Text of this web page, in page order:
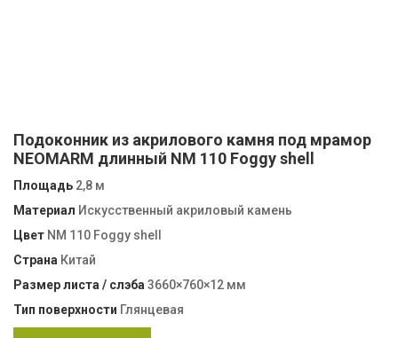
Подоконник из акрилового камня под мрамор
NEOMARM длинный NM 110 Foggy shell
Площадь 2,8 м
Материал Искусственный акриловый камень
Цвет NM 110 Foggy shell
Страна Китай
Размер листа / слэба 3660×760×12 мм
Тип поверхности Глянцевая